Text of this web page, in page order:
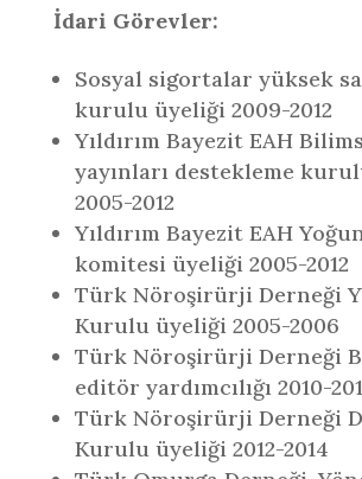
İdari Görevler:
Sosyal sigortalar yüksek
kurulu üyeliği 2009-2012
Yıldırım Bayezit EAH
yayınları destekleme
2005-2012
Yıldırım Bayezit EAH
komitesi üyeliği 2005-2012
Türk Nöroşirürji Derneği
Kurulu üyeliği 2005-2006
Türk Nöroşirürji Derneği
editör yardımcılığı 2010-
Türk Nöroşirürji Derneği
Kurulu üyeliği 2012-2014